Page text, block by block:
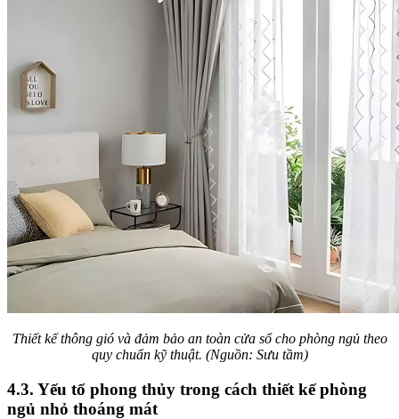
Thiết kế thông gió và đảm bảo an toàn cửa sổ cho phòng ngủ theo
quy chuẩn kỹ thuật. (Nguồn: Sưu tầm)
4.3. Yếu tố phong thủy trong cách thiết kế phòng
ngủ nhỏ thoáng mát